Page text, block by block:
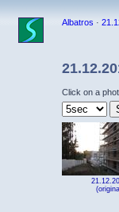
Albatros ·
Click on a